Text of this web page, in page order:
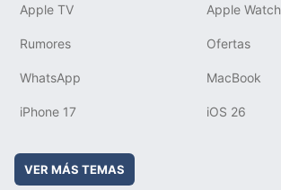
Apple TV Apple Watch
Rumores Ofertas
WhatsApp MacBook
iPhone 17 iOS 26
VER MÁS TEMAS